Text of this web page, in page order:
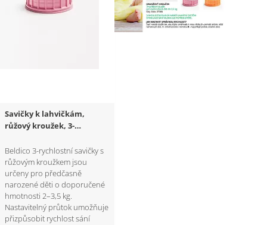
Savičky k lahvičkám,
růžový kroužek, 3-
Beldico 3-rychlostní savičky s
růžovým kroužkem jsou
určeny pro předčasně
narozené děti o doporučené
hmotnosti 2–3,5 kg.
Nastavitelný průtok umožňuje
přizpůsobit rychlost sání